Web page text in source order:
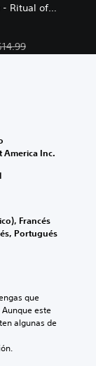
- Ritual of
US$9.74.
America Inc.
Francés
Portugués
que
este
algunas de